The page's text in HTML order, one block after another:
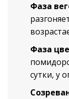
Фаза
Фаза
сутки, у